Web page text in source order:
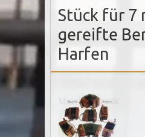
Stück für 7
gereifte
Harfen